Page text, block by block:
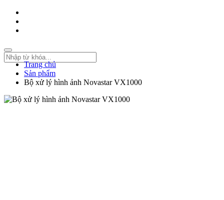
Trang chủ
Sản phẩm
Bộ xử lý hình ảnh Novastar VX1000